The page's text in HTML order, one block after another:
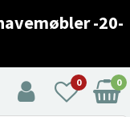
-20-
0 0